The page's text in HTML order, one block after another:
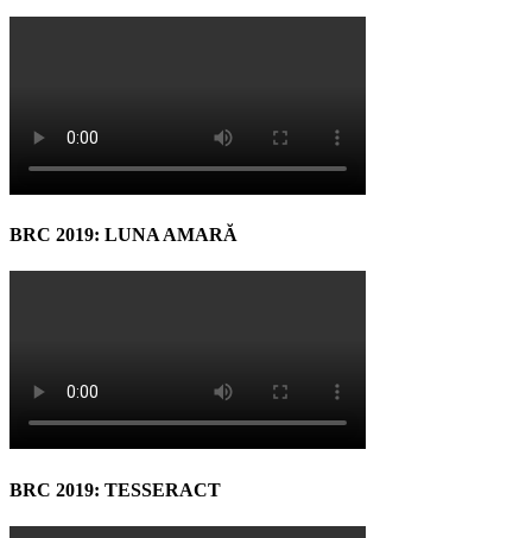
BRC 2019: LUNA AMARĂ
BRC 2019: TESSERACT